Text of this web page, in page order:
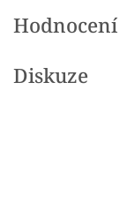
Hodnocení
Diskuze